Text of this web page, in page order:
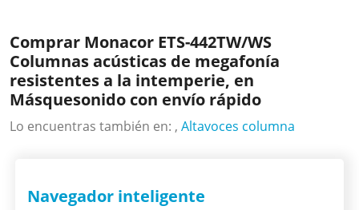
Comprar Monacor ETS-442TW/WS
Columnas acústicas de megafonía
resistentes a la intemperie, en
Másquesonido con envío rápido
Lo encuentras también en: ,Altavoces columna
Navegador inteligente